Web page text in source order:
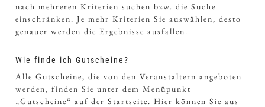
nach mehreren Kriterien suchen bzw. die Suche
einschränken. Je mehr Kriterien Sie auswählen, desto
genauer werden die Ergebnisse ausfallen.
Wie finde ich Gutscheine?
Alle Gutscheine, die von den Veranstaltern angeboten
werden, finden Sie unter dem Menüpunkt
„Gutscheine“ auf der Startseite. Hier können Sie aus